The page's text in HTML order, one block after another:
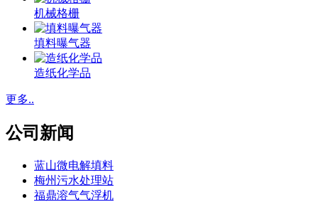
机械格栅
填料曝气器
造纸化学品
更多..
公司新闻
蓝山微电解填料
梅州污水处理站
福鼎溶气气浮机